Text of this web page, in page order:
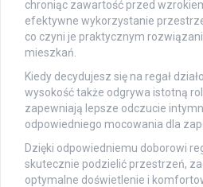
chroniąc zawartość przed
efektywne wykorzystanie
co czyni je praktycznym
mieszkań.
Kiedy decydujesz się na regał
wysokość także odgrywa istotną
zapewniają lepsze odczucie
odpowiedniego mocowania dla
Dzięki odpowiedniemu doborowi
skutecznie podzielić przestrzeń,
optymalne doświetlenie i